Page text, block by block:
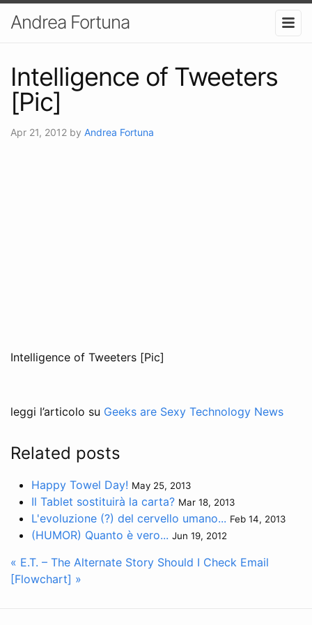
Andrea Fortuna
Intelligence of Tweeters
[Pic]
Apr 21, 2012 by Andrea Fortuna
Intelligence of Tweeters [Pic]
leggi l’articolo su Geeks are Sexy Technology News
Related posts
Happy Towel Day! May 25, 2013
Il Tablet sostituirà la carta? Mar 18, 2013
L'evoluzione (?) del cervello umano... Feb 14, 2013
(HUMOR) Quanto è vero... Jun 19, 2012
« E.T. – The Alternate Story Should I Check Email
[Flowchart] »